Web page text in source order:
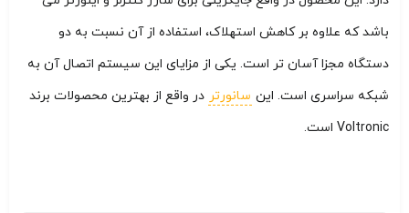
باشد که علاوه بر کاهش استهلاک، استفاده از آن نسبت به دو
دستگاه مجزا آسان تر است. یکی از مزایای این سیستم اتصال آن به
شبکه سراسری است. این سانورتر در واقع از بهترین محصولات برند
Voltronic است.